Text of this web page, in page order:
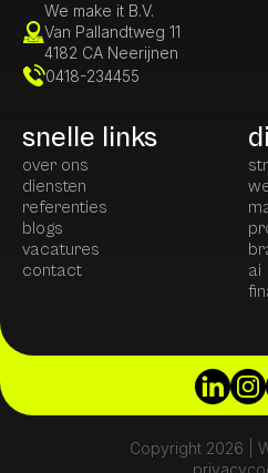
We make it B.V.
Van Pallandtweg 11
4182 CA Neerijnen
0418-234455
snelle links
over ons
diensten
referenties
blogs
vacatures
contact
ai
Copyright 2026 |